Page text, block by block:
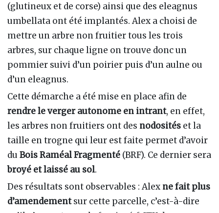
(glutineux et de corse) ainsi que des eleagnus
umbellata ont été implantés. Alex a choisi de
mettre un arbre non fruitier tous les trois
arbres, sur chaque ligne on trouve donc un
pommier suivi d’un poirier puis d’un aulne ou
d’un eleagnus.
Cette démarche a été mise en place afin de
rendre le verger autonome en intrant, en effet,
les arbres non fruitiers ont des nodosités et la
taille en trogne qui leur est faite permet d’avoir
du Bois Raméal Fragmenté (BRF). Ce dernier sera
broyé et laissé au sol.
Des résultats sont observables : Alex ne fait plus
d’amendementsur cette parcelle, c’est-à-dire